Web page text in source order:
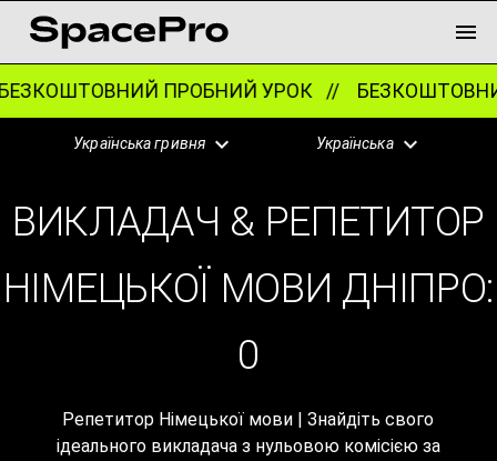
ПРОБНИЙ УРОК //
Українська гривня Українська
ВИКЛАДАЧ & РЕПЕТИТОР
НІМЕЦЬКОЇ МОВИ ДНІПРО:
0
Репетитор Німецької мови | Знайдіть свого
ідеального викладача з нульовою комісією за